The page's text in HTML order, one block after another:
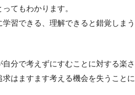
てもわかります。
習できる、理解できると錯覚しまう
自分で考えずにすむことに対する楽さ
はますます考える機会を失うことに